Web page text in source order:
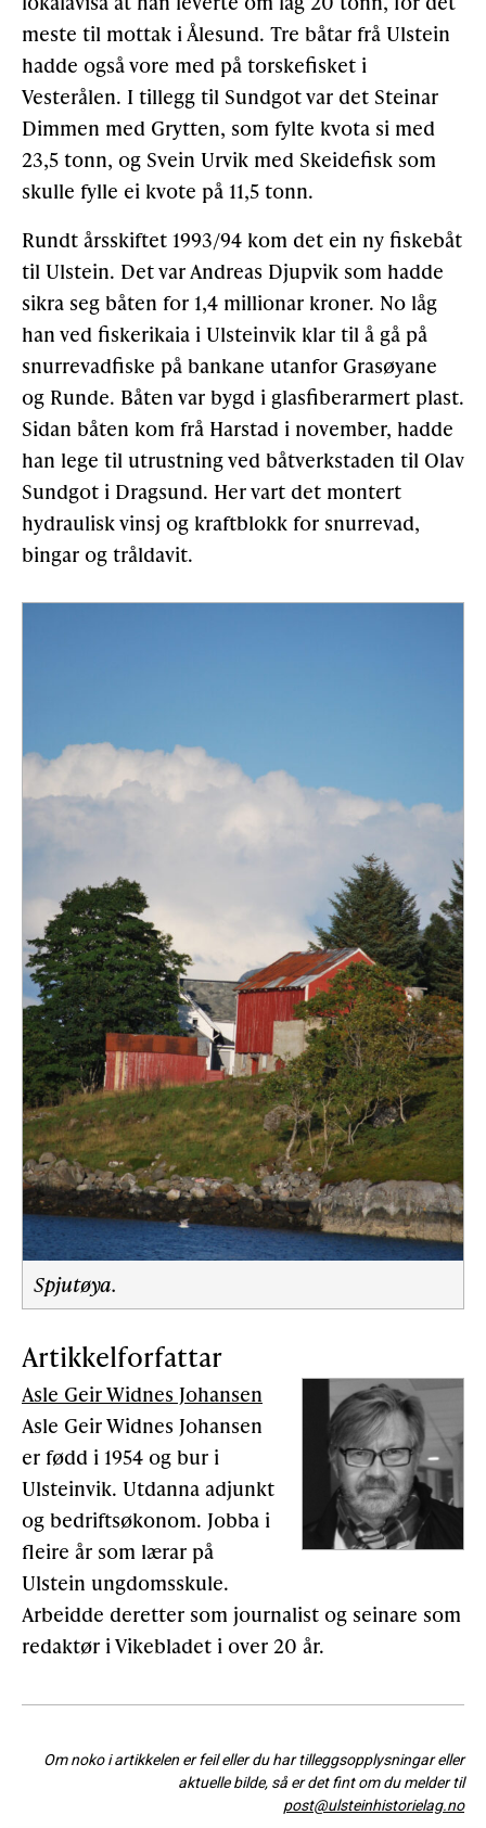
meste til mottak i Ålesund. Tre båtar frå Ulstein
hadde også vore med på torskefisket i
Vesterålen. I tillegg til Sundgot var det Steinar
Dimmen med Grytten, som fylte kvota si med
23,5 tonn, og Svein Urvik med Skeidefisk som
skulle fylle ei kvote på 11,5 tonn.
Rundt årsskiftet 1993/94 kom det ein ny fiskebåt
til Ulstein. Det var Andreas Djupvik som hadde
sikra seg båten for 1,4 millionar kroner. No låg
han ved fiskerikaia i Ulsteinvik klar til å gå på
snurrevadfiske på bankane utanfor Grasøyane
og Runde. Båten var bygd i glasfiberarmert plast.
Sidan båten kom frå Harstad i november, hadde
han lege til utrustning ved båtverkstaden til Olav
Sundgot i Dragsund. Her vart det montert
hydraulisk vinsj og kraftblokk for snurrevad,
bingar og tråldavit.
Spjutøya.
Artikkelforfattar
Asle Geir Widnes Johansen
Asle Geir Widnes Johansen
er fødd i 1954 og bur i
Ulsteinvik. Utdanna adjunkt
og bedriftsøkonom. Jobba i
fleire år som lærar på
Ulstein ungdomsskule.
Arbeidde deretter som journalist og seinare som
redaktør i Vikebladet i over 20 år.
Om noko i artikkelen er feil eller du har tilleggsopplysningar eller
aktuelle bilde, så er det fint om du melder til
post@ulsteinhistorielag.no